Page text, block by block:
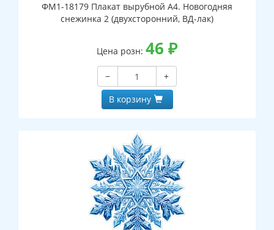
ФМ1-18179 Плакат вырубной А4. Новогодняя
снежинка 2 (двухсторонний, ВД-лак)
Цена розн: 46 ₽
−
+
В корзину